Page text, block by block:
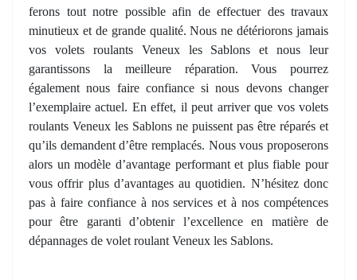
ferons tout notre possible afin de effectuer des travaux
minutieux et de grande qualité. Nous ne détériorons jamais
vos volets roulants Veneux les Sablons et nous leur
garantissons la meilleure réparation. Vous pourrez
également nous faire confiance si nous devons changer
l’exemplaire actuel. En effet, il peut arriver que vos volets
roulants Veneux les Sablons ne puissent pas être réparés et
qu’ils demandent d’être remplacés. Nous vous proposerons
alors un modèle d’avantage performant et plus fiable pour
vous offrir plus d’avantages au quotidien. N’hésitez donc
pas à faire confiance à nos services et à nos compétences
pour être garanti d’obtenir l’excellence en matière de
dépannages de volet roulant Veneux les Sablons.